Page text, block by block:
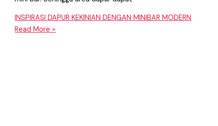
INSPIRASI DAPUR KEKINIAN DENGAN MINIBAR MODERN
Read More »